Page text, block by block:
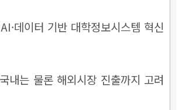
데이터 기반 대학정보시스템 혁신
내는 물론 해외시장 진출까지 고려